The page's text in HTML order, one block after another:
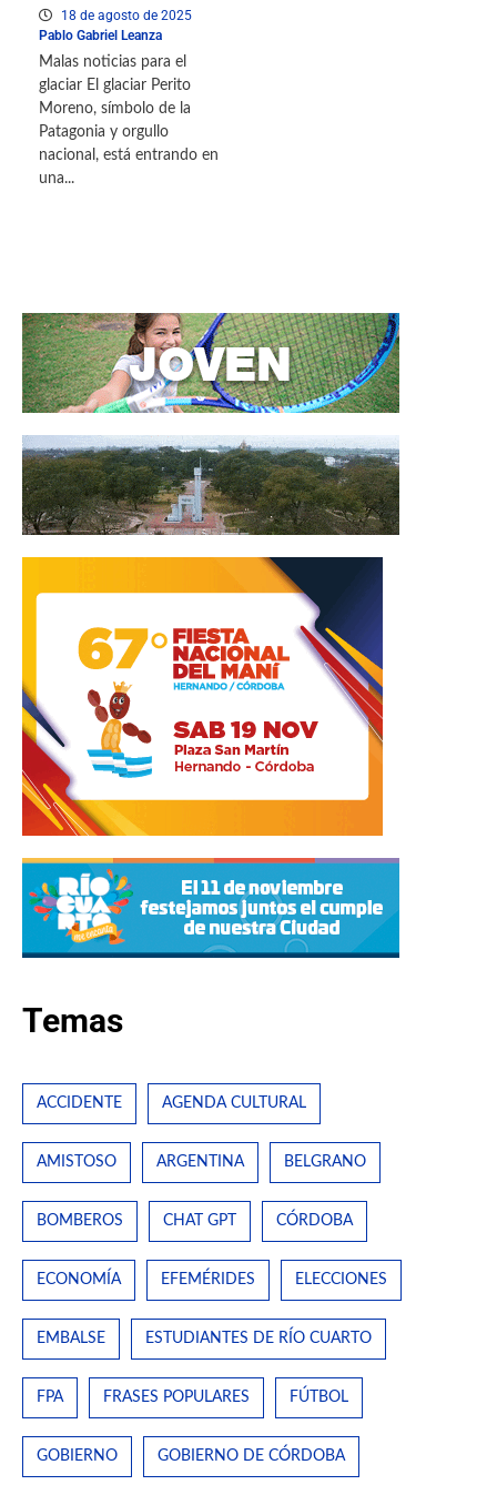
18 de agosto de 2025
Pablo Gabriel Leanza
Malas noticias para el
glaciar El glaciar Perito
Moreno, símbolo de la
Patagonia y orgullo
nacional, está entrando en
una...
Temas
ACCIDENTE AGENDA CULTURAL
AMISTOSO ARGENTINA BELGRANO
BOMBEROS CHAT GPT CÓRDOBA
ECONOMÍA EFEMÉRIDES ELECCIONES
EMBALSE ESTUDIANTES DE RÍO CUARTO
FPA FRASES POPULARES FÚTBOL
GOBIERNO GOBIERNO DE CÓRDOBA